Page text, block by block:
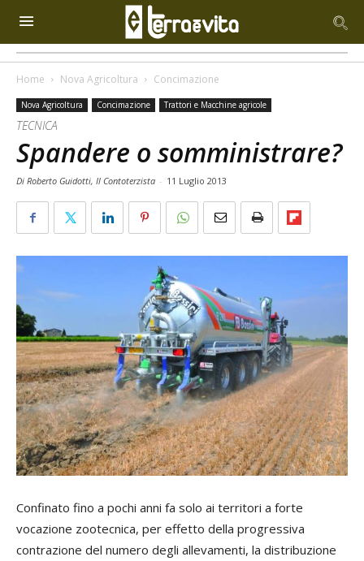
Home Nova Agricoltura Concimazione
Nova Agricoltura Concimazione Trattori e Macchine agricole
TECNICA
Spandere o somministrare?
Di Roberto Guidotti, Il Contoterzista - 11 Luglio 2013
Confinato fino a pochi anni fa solo ai territori a forte
vocazione zootecnica, per effetto della progressiva
contrazione del numero degli allevamenti, la distribuzione